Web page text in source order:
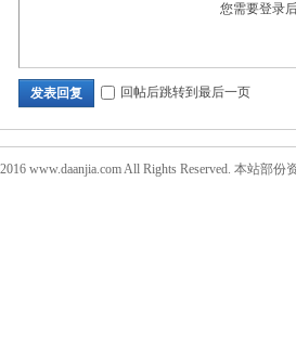
您需要登录
发表回复 回帖后跳转到最后一页
www.daanjia.com All Rights Reserved. 本站